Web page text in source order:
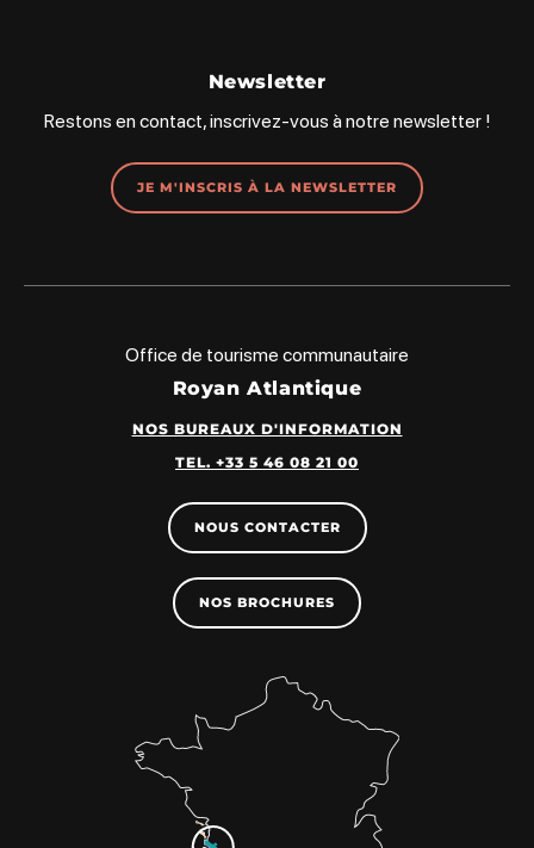
Newsletter
Restons en contact, inscrivez-vous à notre newsletter !
JE M'INSCRIS À LA NEWSLETTER
Office de tourisme communautaire
Royan Atlantique
NOS BUREAUX D'INFORMATION
TEL. +33 5 46 08 21 00
NOUS CONTACTER
NOS BROCHURES